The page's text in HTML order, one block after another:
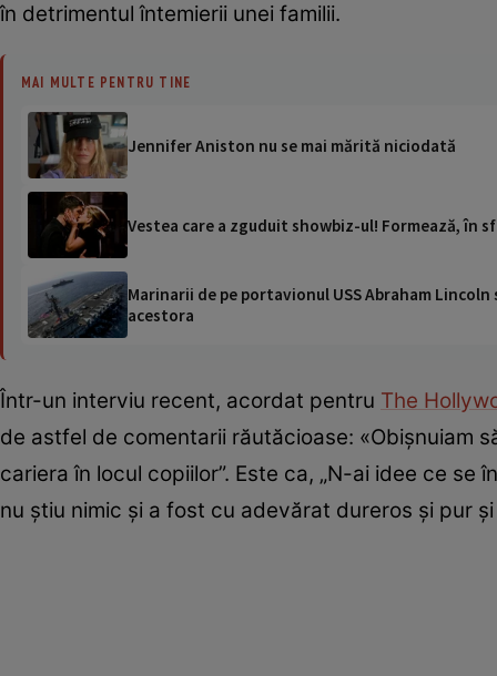
în detrimentul întemierii unei familii.
MAI MULTE PENTRU TINE
Jennifer Aniston nu se mai mărită niciodată
Vestea care a zguduit showbiz-ul! Formează, în
Marinarii de pe portavionul USS Abraham
acestora
Într-un interviu recent, acordat pentru The
de astfel de comentarii răutăcioase: «Obișnuiam
cariera în locul copiilor”. Este ca, „N-ai idee ce
nu știu nimic și a fost cu adevărat dureros și pur